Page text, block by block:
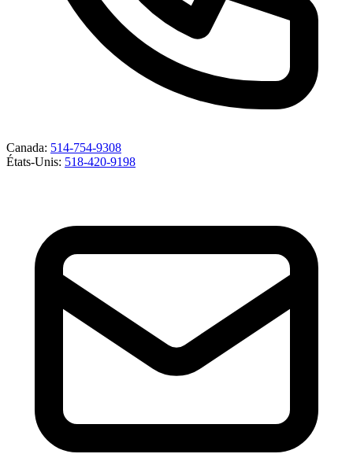
Canada: 514-754-9308
États-Unis: 518-420-9198